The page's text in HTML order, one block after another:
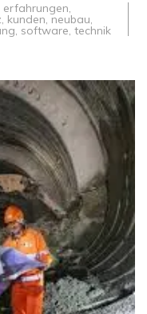
erfahrungen,
, kunden,neubau,
, software, technik